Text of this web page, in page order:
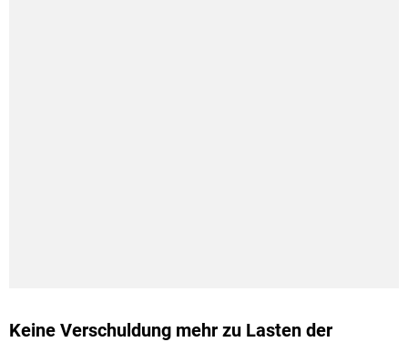
Keine Verschuldung mehr zu Lasten der